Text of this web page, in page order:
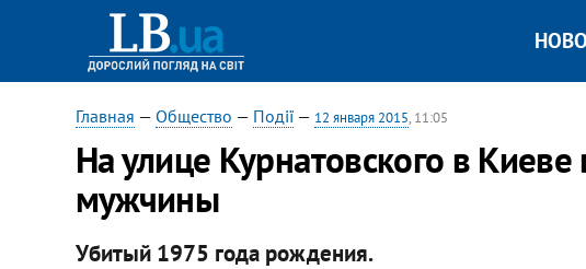
Главная — Общество — Події— 12 января 2015, 11:05
На улице Курнатовского в
мужчины
Убитый 1975 года рождения.